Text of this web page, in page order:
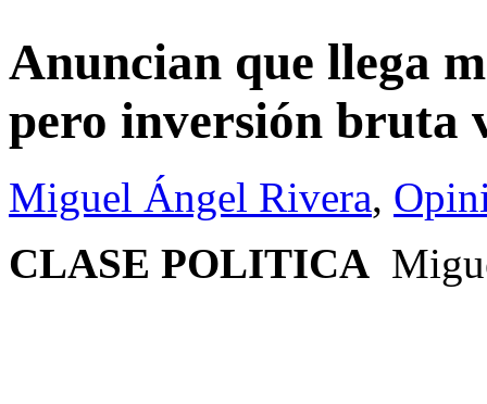
Anuncian que llega
pero inversión bruta
Miguel Ángel Rivera,
CLASE POLITICA